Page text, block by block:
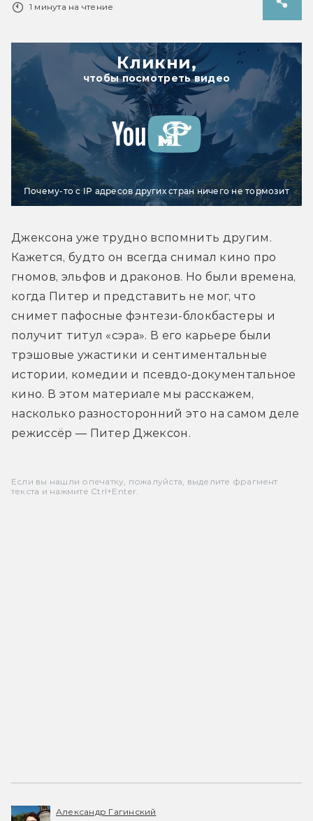
1 минута на чтение
Кликни,
чтобы посмотреть видео
Почему-то с IP адресов других стран ничего не тормозит
Джексона уже трудно вспомнить другим.
Кажется, будто он всегда снимал кино про
гномов, эльфов и драконов. Но были времена,
когда Питер и представить не мог, что
снимет пафосные фэнтези-блокбастеры и
получит титул «сэра». В его карьере были
трэшовые ужастики и сентиментальные
истории, комедии и псевдо-документальное
кино. В этом материале мы расскажем,
насколько разносторонний это на самом деле
режиссёр — Питер Джексон.
Если вы нашли опечатку, пожалуйста, выделите фрагмент
текста и нажмите Ctrl+Enter.
Александр Гагинский